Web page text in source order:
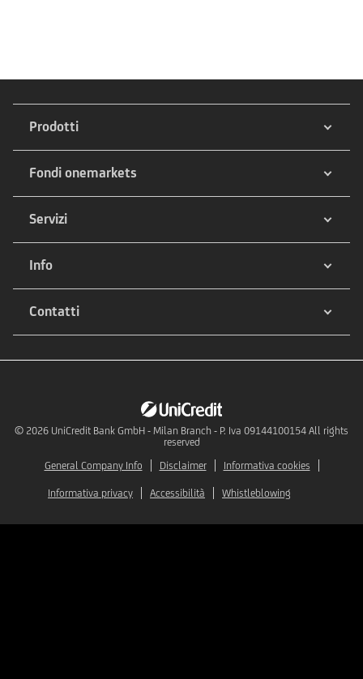
Prodotti
Fondi onemarkets
Servizi
Info
Contatti
© 2026 UniCredit Bank GmbH - Milan Branch - P. Iva 09144100154 All rights
reserved
General Company Info
Disclaimer Informativa cookies
Informativa privacy Accessibilità Whistleblowing